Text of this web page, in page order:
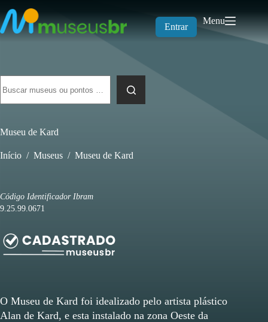
para
o
conteúdo
Entrar
Menu
resultados
Museu de Kard
Início / Museus / Museu de Kard
Código Identificador Ibram
9.25.99.0671
O Museu de Kard foi idealizado pelo artista plástico
Alan de Kard, e esta instalado na zona Oeste da